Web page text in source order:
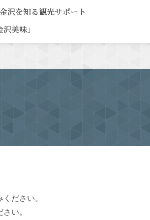
金沢を知る観光サポート
美味」
ださい。
い。